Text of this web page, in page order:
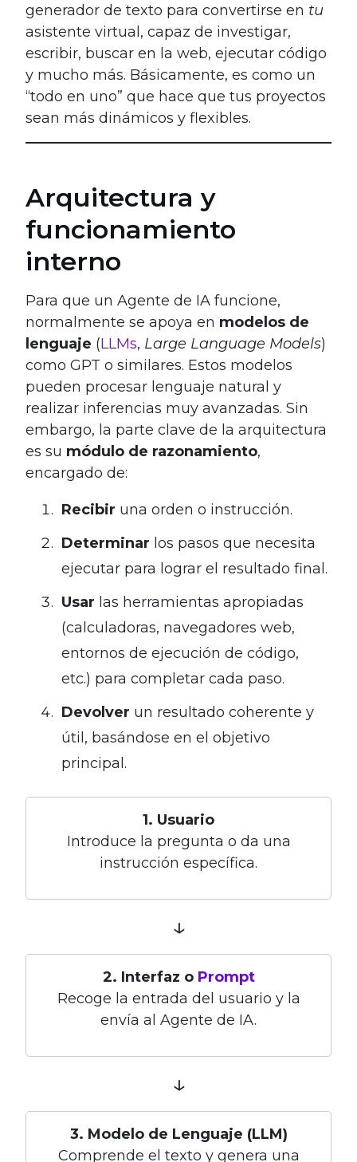
generador de texto para convertirse en tu
asistente virtual, capaz de investigar,
escribir, buscar en la web, ejecutar código
y mucho más. Básicamente, es como un
“todo en uno” que hace que tus proyectos
sean más dinámicos y flexibles.
Arquitectura y
funcionamiento
interno
Para que un Agente de IA funcione,
normalmente se apoya en modelos de
lenguaje (LLMs, Large Language Models)
como GPT o similares. Estos modelos
pueden procesar lenguaje natural y
realizar inferencias muy avanzadas. Sin
embargo, la parte clave de la arquitectura
es su módulo de razonamiento,
encargado de:
Recibir una orden o instrucción.
Determinar los pasos que necesita
ejecutar para lograr el resultado final.
Usar las herramientas apropiadas
(calculadoras, navegadores web,
entornos de ejecución de código,
etc.) para completar cada paso.
Devolver un resultado coherente y
útil, basándose en el objetivo
principal.
1. Usuario
Introduce la pregunta o da una
instrucción específica.
↓
2. Interfaz o Prompt
Recoge la entrada del usuario y la
envía al Agente de IA.
↓
3. Modelo de Lenguaje (LLM)
Comprende el texto y genera una